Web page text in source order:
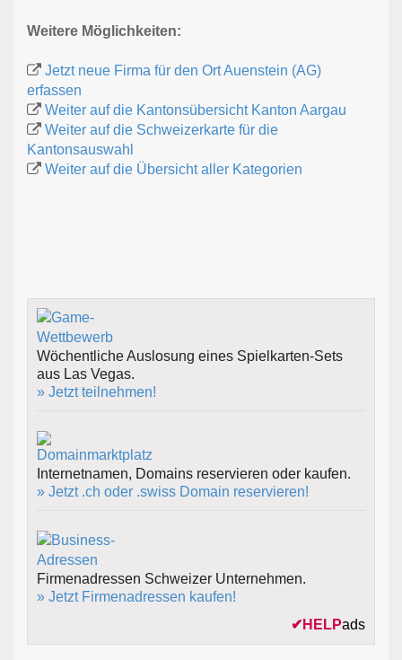
Weitere Möglichkeiten:
Jetzt neue Firma für den Ort Auenstein (AG)
erfassen
Weiter auf die Kantonsübersicht Kanton Aargau
Weiter auf die Schweizerkarte für die
Kantonsauswahl
Weiter auf die Übersicht aller Kategorien
Wöchentliche Auslosung eines Spielkarten-Sets
aus Las Vegas.
» Jetzt teilnehmen!
Internetnamen, Domains reservieren oder kaufen.
» Jetzt .ch oder .swiss Domain reservieren!
Firmenadressen Schweizer Unternehmen.
» Jetzt Firmenadressen kaufen!
✔ HELPads